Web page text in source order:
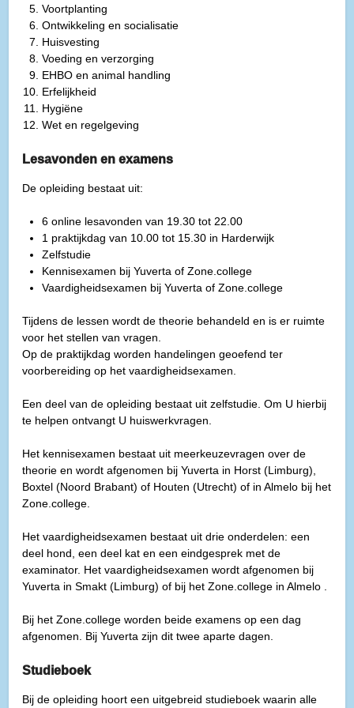
Voortplanting
Ontwikkeling en socialisatie
Huisvesting
Voeding en verzorging
EHBO en animal handling
Erfelijkheid
Hygiëne
Wet en regelgeving
Lesavonden en examens
De opleiding bestaat uit:
6 online lesavonden van 19.30 tot 22.00
1 praktijkdag van 10.00 tot 15.30 in Harderwijk
Zelfstudie
Kennisexamen bij Yuverta of Zone.college
Vaardigheidsexamen bij Yuverta of Zone.college
Tijdens de lessen wordt de theorie behandeld en is er ruimte
voor het stellen van vragen.
Op de praktijkdag worden handelingen geoefend ter
voorbereiding op het vaardigheidsexamen.
Een deel van de opleiding bestaat uit zelfstudie. Om U hierbij
te helpen ontvangt U huiswerkvragen.
Het kennisexamen bestaat uit meerkeuzevragen over de
theorie en wordt afgenomen bij Yuverta in Horst (Limburg),
Boxtel (Noord Brabant) of Houten (Utrecht) of in Almelo bij het
Zone.college.
Het vaardigheidsexamen bestaat uit drie onderdelen: een
deel hond, een deel kat en een eindgesprek met de
examinator. Het vaardigheidsexamen wordt afgenomen bij
Yuverta in Smakt (Limburg) of bij het Zone.college in Almelo .
Bij het Zone.college worden beide examens op een dag
afgenomen. Bij Yuverta zijn dit twee aparte dagen.
Studieboek
Bij de opleiding hoort een uitgebreid studieboek waarin alle